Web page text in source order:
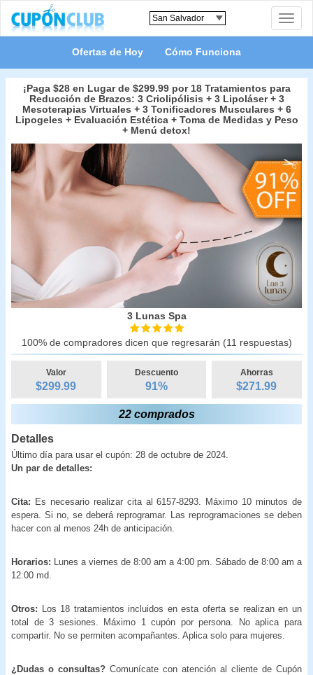
Toggle
Ofertas de Hoy Cómo Funciona
¡Paga $28 en Lugar de $299.99 por 18 Tratamientos para
Reducción de Brazos: 3 Criolipólisis + 3 Lipoláser + 3
Mesoterapias Virtuales + 3 Tonificadores Musculares + 6
Lipogeles + Evaluación Estética + Toma de Medidas y Peso
+ Menú detox!
3 Lunas Spa
100% de compradores dicen que regresarán (11 respuestas)
Valor
$299.99
Descuento
91%
Ahorras
$271.99
22 comprados
Detalles
Último día para usar el cupón: 28 de octubre de 2024.
Un par de detalles:
Cita: Es necesario realizar cita al 6157-8293. Máximo 10 minutos de
espera. Si no, se deberá reprogramar. Las reprogramaciones se deben
hacer con al menos 24h de anticipación.
Horarios: Lunes a viernes de 8:00 am a 4:00 pm. Sábado de 8:00 am a
12:00 md.
Otros:
Los 18 tratamientos incluidos en esta oferta se realizan en un
total de 3 sesiones. Máximo 1 cupón por persona. No aplica para
compartir. No se permiten acompañantes. Aplica solo para mujeres.
¿Dudas o consultas? Comunícate con atención al cliente de Cupón